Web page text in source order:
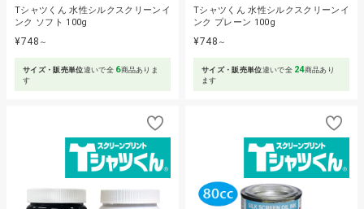
Tシャツくん 水性シルクスクリーンイ
ンク ソフト 100g
¥748 ～
サイズ・販売単位違いで全 6商品ありま
す
Tシャツくん 水性シルクスクリーンイ
ンク プレーン 100g
¥748 ～
サイズ・販売単位違いで全 24商品あり
ます